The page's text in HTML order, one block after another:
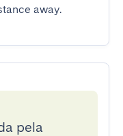
away.
pela